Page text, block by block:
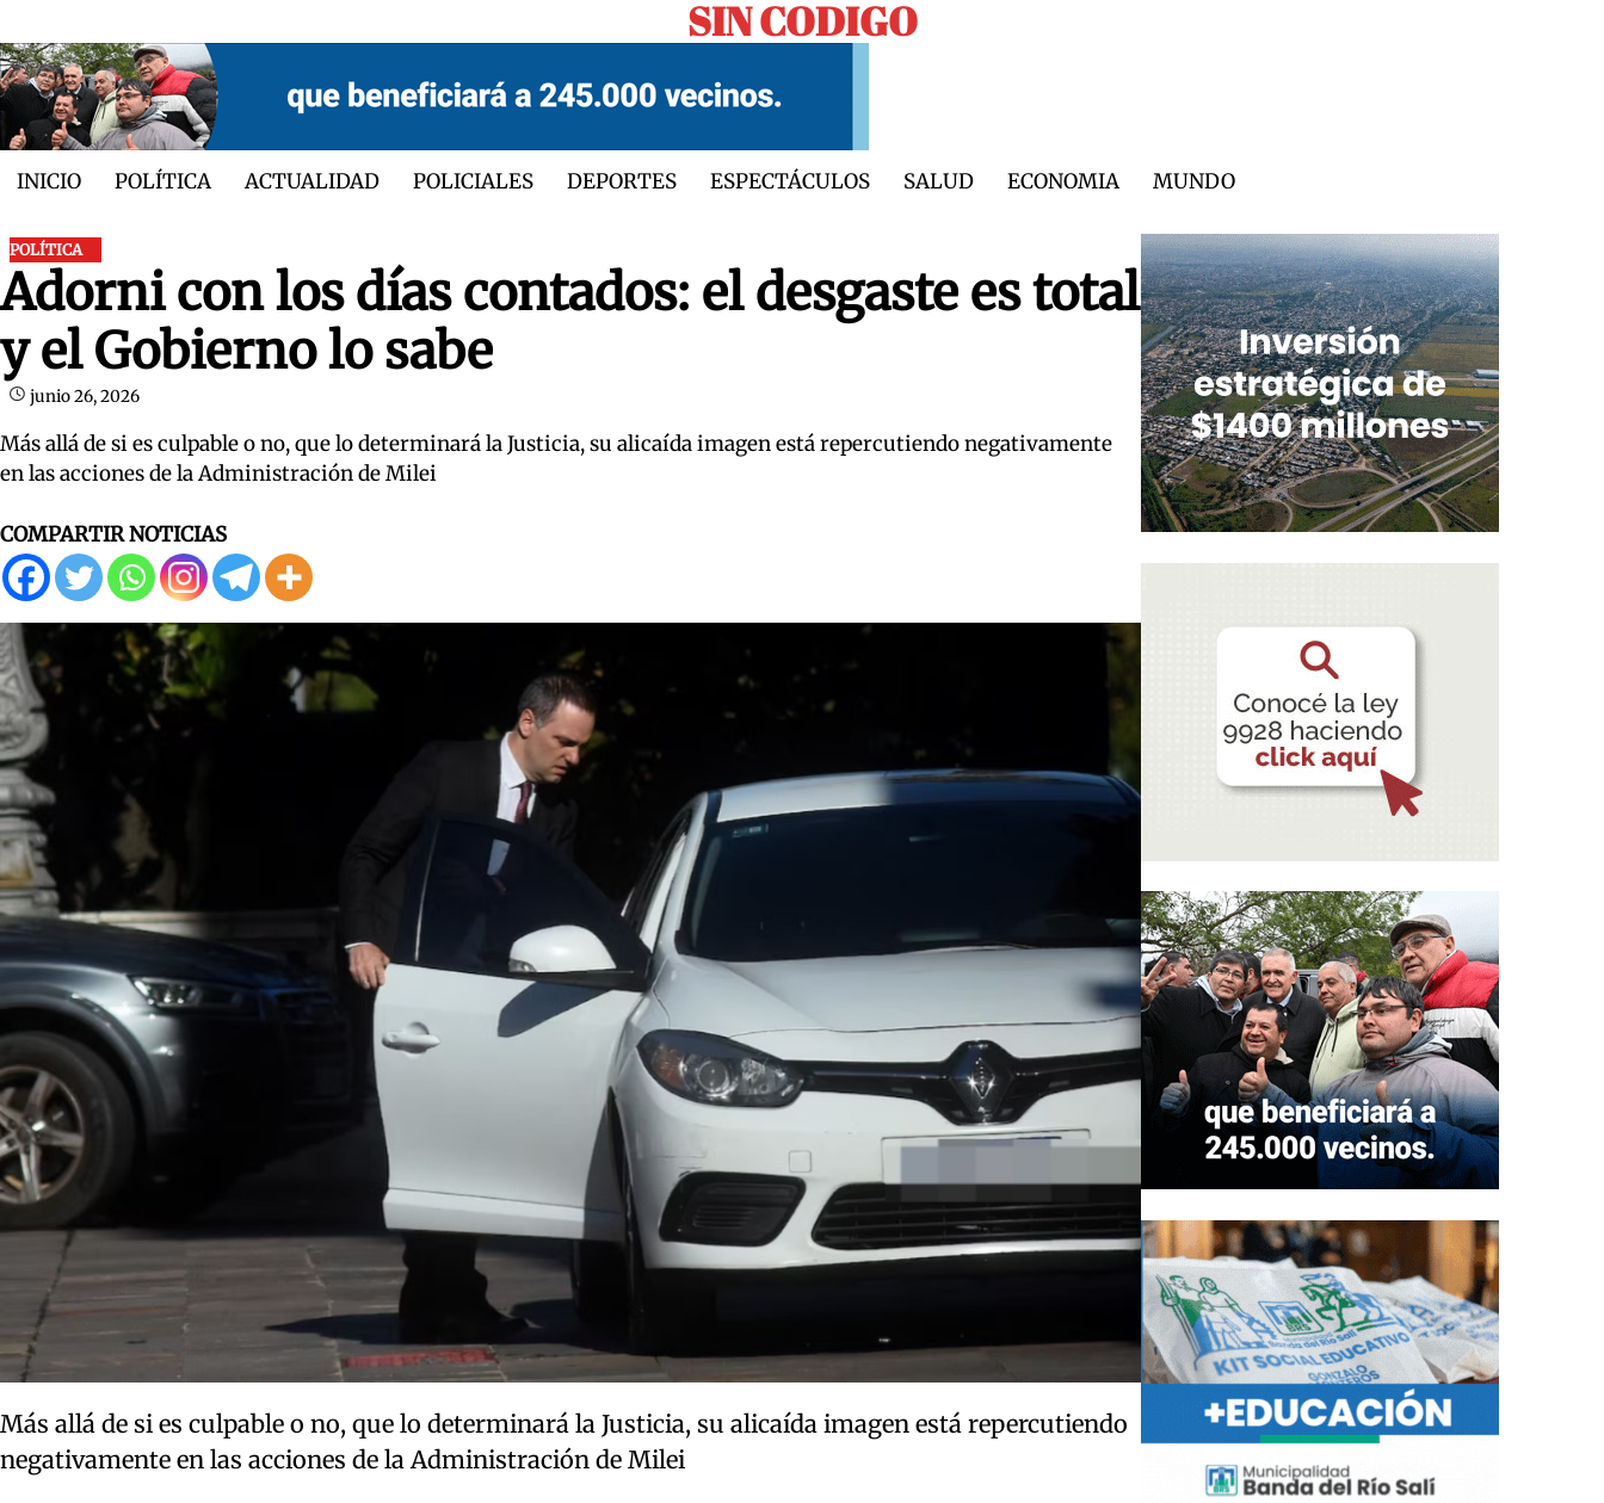
to
content
SIN CODIGO
INICIO POLÍTICA ACTUALIDAD POLICIALES DEPORTES ESPECTÁCULOS SALUD ECONOMIA MUNDO
POLÍTICA
Adorni con los días contados: el desgaste es total
y el Gobierno lo sabe
junio 26, 2026
Más allá de si es culpable o no, que lo determinará la Justicia, su alicaída imagen está repercutiendo negativamente
en las acciones de la Administración de Milei
COMPARTIR NOTICIAS
Más allá de si es culpable o no, que lo determinará la Justicia, su alicaída imagen está repercutiendo
negativamente en las acciones de la Administración de Milei